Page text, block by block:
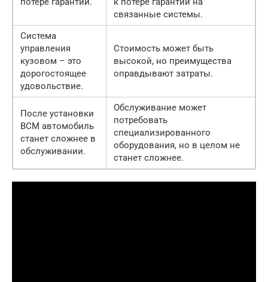
связанные системы.
Система
управления
кузовом – это
дорогостоящее
удовольствие.
Стоимость может быть
высокой, но преимущества
оправдывают затраты.
После установки
BCM автомобиль
станет сложнее в
обслуживании.
Обслуживание может
потребовать
специализированного
оборудования, но в целом не
станет сложнее.